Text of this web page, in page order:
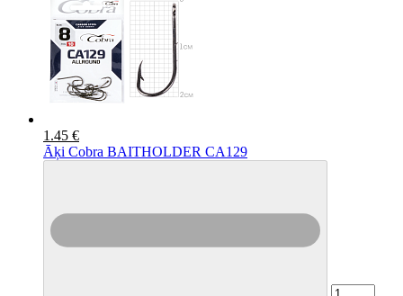
1.45 €
Āķi Cobra BAITHOLDER CA129